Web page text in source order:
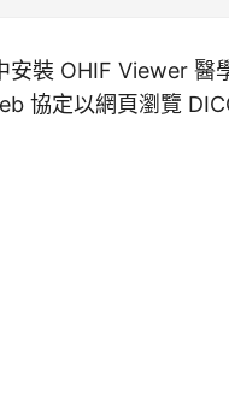
安裝 OHIF Viewer
協定以網頁瀏覽